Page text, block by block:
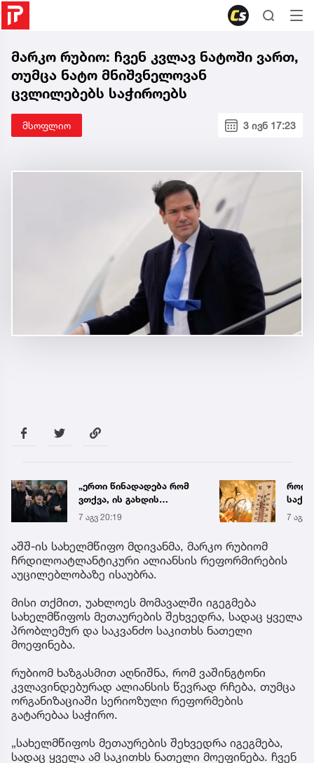
მარკო რუბიო: ჩვენ კვლავ ნატოში ვართ,
თუმცა ნატო მნიშვნელოვან
ცვლილებებს საჭიროებს
მსოფლიო 3 ივნ 17:23
როდის ელოდებიან
საქართველოში +40-
გრადუსიან სიცხეს
7 აგვ 20:41
რა
7 აგვ
აშშ-ის სახელმწიფო მდივანმა, მარკო რუბიომ
ჩრდილოატლანტიკური ალიანსის რეფორმირების
აუცილებლობაზე ისაუბრა.
მისი თქმით, უახლოეს მომავალში იგეგმება
სახელმწიფოს მეთაურების შეხვედრა, სადაც ყველა
პრობლემურ და საკვანძო საკითხს ნათელი
მოეფინება.
რუბიომ ხაზგასმით აღნიშნა, რომ ვაშინგტონი
კვლავინდებურად ალიანსის წევრად რჩება, თუმცა
ორგანიზაციაში სერიოზული რეფორმების
გატარებაა საჭირო.
„სახელმწიფოს მეთაურების შეხვედრა იგეგმება,
სადაც ყველა ამ საკითხს ნათელი მოეფინება. ჩვენ